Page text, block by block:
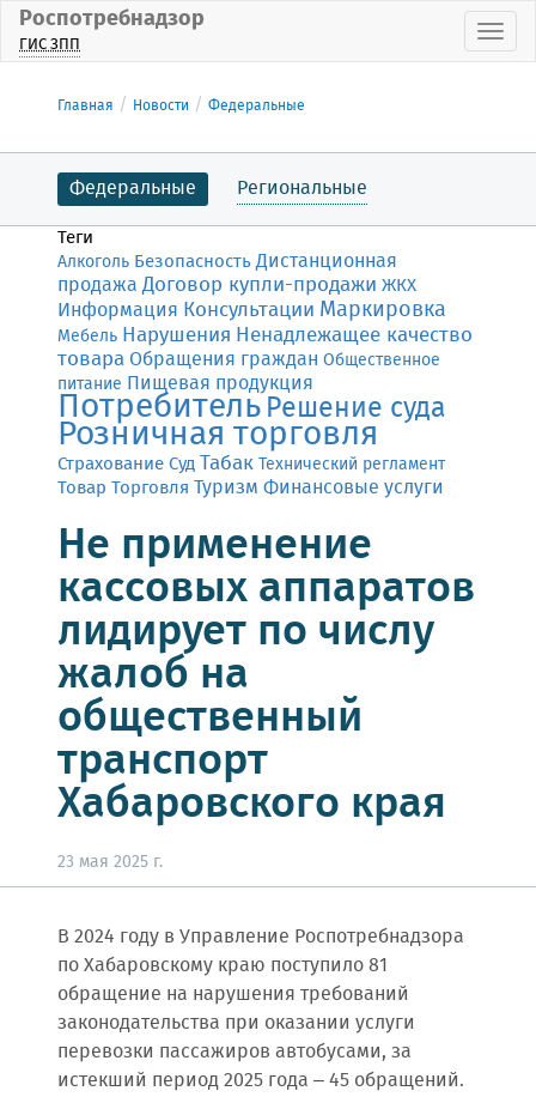
Роспотребнадзор
ГИС ЗПП
Главная Новости Федеральные
Федеральные Региональные
Теги
Алкоголь БезопасностьДистанционная
продажа Договор купли-продажи ЖКХ
Информация Консультации Маркировка
Мебель Нарушения Ненадлежащее качество
товара Обращения граждан Общественное
питание Пищевая продукция
ПотребительРешение суда
Розничная торговля
СтрахованиеСудТабакТехнический регламент
Товар Торговля Туризм Финансовые услуги
Не применение
кассовых аппаратов
лидирует по числу
жалоб на
общественный
транспорт
Хабаровского края
23 мая 2025 г.
В 2024 году в Управление Роспотребнадзора
по Хабаровскому краю поступило 81
обращение на нарушения требований
законодательства при оказании услуги
перевозки пассажиров автобусами, за
истекший период 2025 года – 45 обращений.